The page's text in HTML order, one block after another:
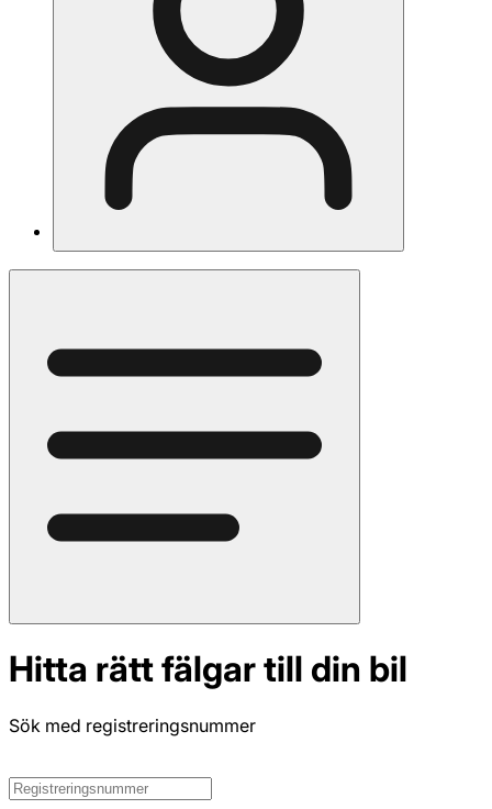
Hitta rätt fälgar till din bil
Sök med registreringsnummer